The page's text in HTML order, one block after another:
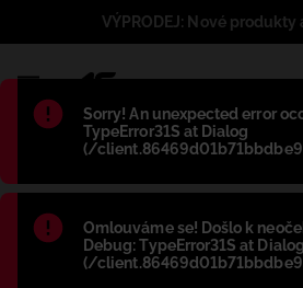
Błąd:
Sorry! An unexpected error
TypeError31S at Dialog
(/
Błąd:
Omlouváme se! Došlo k
Debug: TypeError31S at Dialog
(/
VÝPRODEJ: Nové produkty